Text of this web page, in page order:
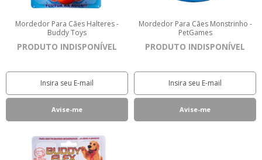
Mordedor Para Cães Halteres -
Buddy Toys
PRODUTO INDISPONÍVEL
Mordedor Para Cães Monstrinho -
PetGames
PRODUTO INDISPONÍVEL